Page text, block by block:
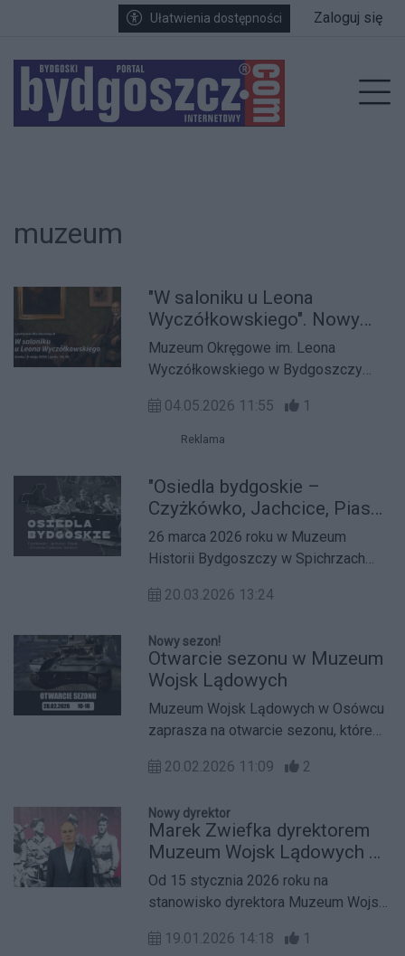
Przejdź do głównych treści
Przejdź do wyszukiwarki
Przejdź do głównego menuUłatwienia dostępności Zaloguj się
muzeum
"W saloniku u Leona
Wyczółkowskiego". Nowy
cykl spotkań dla dorosłych w
muzeum
Muzeum Okręgowe im. Leona
Wyczółkowskiego w Bydgoszczy
dorosłych „W saloniku u Leona
Wyczółkowskiego”. Spotkania
środy maja – 6, 13, 20 i 27 maja 2026
roku o godz. 16.30 – w wyjątkowej
przestrzeni Dom Leona
Wyczółkowskiego na Wyspie
Młyńskiej (ul. Mennica 7).
04.05.2026 11:55 1
Reklama
"Osiedla bydgoskie –
Czyżkówko, Jachcice, Piaski,
Smukała–Opławiec–
Janowo". Wystawa o historii
tworzonej przez
mieszkańców
26 marca 2026 roku w Muzeum
Historii Bydgoszczy w Spichrzach
oddziale Muzeum Okręgowe im.
Bydgoszczy, zostanie otwarta
wystawa „Osiedla bydgoskie –
Czyżkówko, Jachcice, Piaski,
Smukała–Opławiec–Janowo”.
20.03.2026 13:24
Nowy sezon!
Otwarcie sezonu w Muzeum
Wojsk Lądowych
Muzeum Wojsk Lądowych w Osówcu
zaprasza na otwarcie sezonu, które
Zobacz czołgi, wozy wojskowe i
20.02.2026 11:09 2
Nowy dyrektor
Marek Zwiefka dyrektorem
Muzeum Wojsk Lądowych w
Bydgoszczy
Od 15 stycznia 2026 roku na
stanowisko dyrektora Muzeum Wojsk
został Marek Zwiefka. Nowy szef
19.01.2026 14:18 1